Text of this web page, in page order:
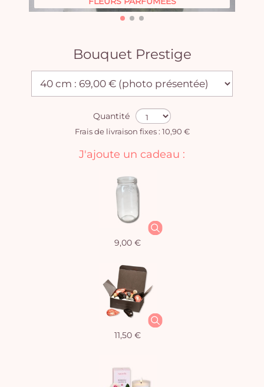
Bouquet Prestige
Quantité
Frais de livraison fixes : 10,90 €
J'ajoute un cadeau :
9,00 €
11,50 €